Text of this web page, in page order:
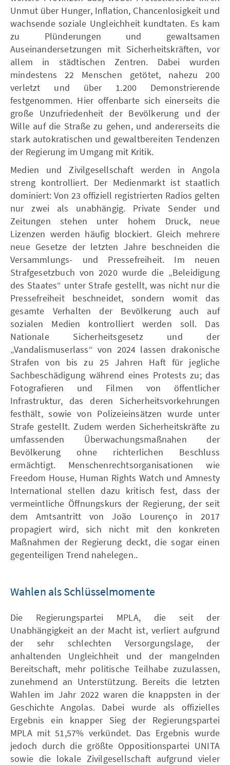
Unmut über Hunger, Inflation, Chancenlosigkeit und
wachsende soziale Ungleichheit kundtaten. Es kam
zu Plünderungen und gewaltsamen
Auseinandersetzungen mit Sicherheitskräften, vor
allem in städtischen Zentren. Dabei wurden
mindestens 22 Menschen getötet, nahezu 200
verletzt und über 1.200 Demonstrierende
festgenommen. Hier offenbarte sich einerseits die
große Unzufriedenheit der Bevölkerung und der
Wille auf die Straße zu gehen, und andererseits die
stark autokratischen und gewaltbereiten Tendenzen
der Regierung im Umgang mit Kritik.
Medien und Zivilgesellschaft werden in Angola
streng kontrolliert. Der Medienmarkt ist staatlich
dominiert: Von 23 offiziell registrierten Radios gelten
nur zwei als unabhängig. Private Sender und
Zeitungen stehen unter hohem Druck, neue
Lizenzen werden häufig blockiert. Gleich mehrere
neue Gesetze der letzten Jahre beschneiden die
Versammlungs- und Pressefreiheit. Im neuen
Strafgesetzbuch von 2020 wurde die „Beleidigung
des Staates“ unter Strafe gestellt, was nicht nur die
Pressefreiheit beschneidet, sondern womit das
gesamte Verhalten der Bevölkerung auch auf
sozialen Medien kontrolliert werden soll. Das
Nationale Sicherheitsgesetz und der
„Vandalismuserlass“ von 2024 lassen drakonische
Strafen von bis zu 25 Jahren Haft für jegliche
Sachbeschädigung während eines Protests zu; das
Fotografieren und Filmen von öffentlicher
Infrastruktur, das deren Sicherheitsvorkehrungen
festhält, sowie von Polizeieinsätzen wurde unter
Strafe gestellt. Zudem werden Sicherheitskräfte zu
umfassenden Überwachungsmaßnahen der
Bevölkerung ohne richterlichen Beschluss
ermächtigt. Menschenrechtsorganisationen wie
Freedom House, Human Rights Watch und Amnesty
International stellen dazu kritisch fest, dass der
vermeintliche Öffnungskurs der Regierung, der seit
dem Amtsantritt von João Lourenço in 2017
propagiert wird, sich nicht mit den konkreten
Maßnahmen der Regierung deckt, die sogar einen
gegenteiligen Trend nahelegen..
Wahlen als Schlüsselmomente
Die Regierungspartei MPLA, die seit der
Unabhängigkeit an der Macht ist, verliert aufgrund
der sehr schlechten Versorgungslage, der
anhaltenden Ungleichheit und der mangelnden
Bereitschaft, mehr politische Teilhabe zuzulassen,
zunehmend an Unterstützung. Bereits die letzten
Wahlen im Jahr 2022 waren die knappsten in der
Geschichte Angolas. Dabei wurde als offizielles
Ergebnis ein knapper Sieg der Regierungspartei
MPLA mit 51,57% verkündet. Das Ergebnis wurde
jedoch durch die größte Oppositionspartei UNITA
sowie die lokale Zivilgesellschaft aufgrund vieler